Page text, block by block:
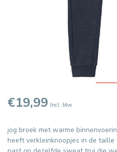
€19,99 Incl. btw
jog broek met warme
heeft verkleinknoopjes in de taille